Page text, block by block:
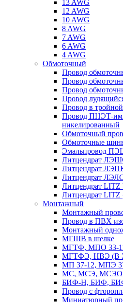
13 AWG
12 AWG
10 AWG
8 AWG
7 AWG
6 AWG
4 AWG
Обмоточный
Провод
Провод
Провод
Провод
Провод в
Провод ПНЭТ-
никелированный
Обмоточный
Обмоточные
Эмальпровод
Литцендрат
Литцендрат
Литцендрат
Литцендрат LITZ
Литцендрат LITZ
Монтажный
Монтажный
Провод в ПВХ
Монтажный
МГШВ в шелке
МГТФ, МПО 33-
МГТФЭ, НВЭ (В
МП 37-12, МПЭ
МС, МСЭ, МСЭО
БИФ-Н, БИФ,
Провод с
Миниатюрный